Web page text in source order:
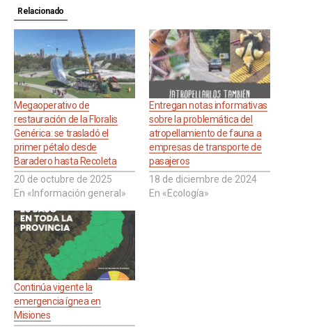
Relacionado
Megaoperativo de
restauración de la Floralis
Genérica: se trasladó el
primer pétalo desde
Baradero hasta Recoleta
20 de octubre de 2025
En «Información general»
Entregan notas informativas
sobre la problemática del
atropellamiento de fauna a
empresas de transporte de
pasajeros
18 de diciembre de 2024
En «Ecología»
Continúa vigente la
emergencia ígnea en
Misiones